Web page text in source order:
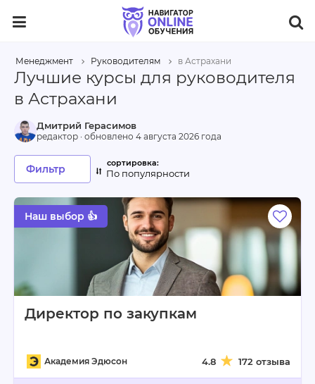
Менеджмент Руководителям в Астрахани
Лучшие курсы для руководителя
в Астрахани
Директор по закупкам
Академия Эдюсон 4.8 172 отзыва
Наш выбор 👍
Дмитрий Герасимов
редактор · обновлено 4 августа 2026 года
Фильтр По популярности